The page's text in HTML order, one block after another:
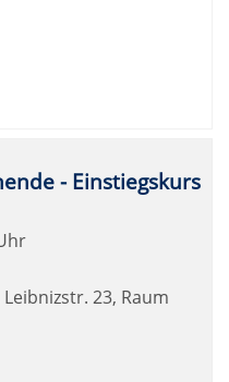
- Einstiegskurs
23, Raum